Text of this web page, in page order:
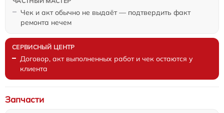
Чек и акт обычно не выдаёт — подтвердить факт
ремонта нечем
Договор, акт выполненных работ и чек остаются у
клиента
Запчасти